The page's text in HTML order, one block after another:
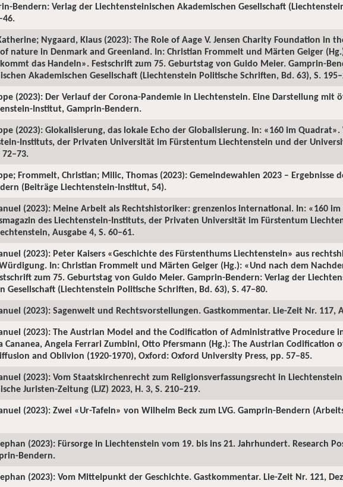
Bendern: Verlag der Liechtensteinischen Akademischen Gesellschaft
Nygaard, Klaus (2023): The Role of Aage V. Jensen Charity Foundation in
nature in Denmark and Greenland. In: Christian Frommelt und Märten Geiger
das Handeln». Festschrift zum 75. Geburtstag von Guido Meier. Gamprin-
Akademischen Gesellschaft (Liechtenstein Politische Schriften, Bd. 63), S.
(2023): Der Verlauf der Corona-Pandemie in Liechtenstein. Eine Darstellung mit
Institut, Gamprin-Bendern.
(2023): Glokalisierung, das lokale Echo der Globalisierung. In: «160 im Quadrat».
Instituts, der Privaten Universität im Fürstentum Liechtenstein und der
72–73.
Frommelt, Christian; Milic, Thomas (2023): Gemeindewahlen 2023 – Ergebnisse
(Beiträge Liechtenstein-Institut, 54).
(2023): Meine Arbeit als Rechtshistoriker: grenzenlos international. In: «160
des Liechtenstein-Instituts, der Privaten Universität im Fürstentum
Ausgabe 4, S. 60–61.
(2023): Peter Kaisers «Geschichte des Fürstenthums Liechtenstein» aus
In: Christian Frommelt und Märten Geiger (Hg.): «Und nach dem
zum 75. Geburtstag von Guido Meier. Gamprin-Bendern: Verlag der
Gesellschaft (Liechtenstein Politische Schriften, Bd. 63), S. 47–80.
(2023): Sagenwelt und Rechtsvorstellungen. Gastkommentar. Lie-Zeit Nr. 117,
(2023): The Austrian Model and the Codification of Administrative Procedure
Cananea, Angela Ferrari Zumbini, Otto Pfersmann (Hg.): The Austrian Codification
and Oblivion (1920-1970), Oxford: Oxford University Press, pp. 57–85.
(2023): Vom Staatskirchenrecht zum Religionsverfassungsrecht in
Juristen-Zeitung (LJZ) 2023, H. 3, S. 210–219.
(2023): Zwei «Ur-Tafeln» von Wilhelm Beck zum LVG. Gamprin-Bendern
(2023): Fürsorge in Liechtenstein vom 19. bis ins 21. Jahrhundert. Research
Bendern.
(2023): Vom Mittelpunkt der Geschichte. Gastkommentar. Lie-Zeit Nr. 121,